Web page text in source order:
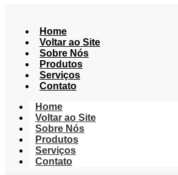
Home
Voltar ao Site
Sobre Nós
Produtos
Serviços
Contato
Home
Voltar ao Site
Sobre Nós
Produtos
Serviços
Contato